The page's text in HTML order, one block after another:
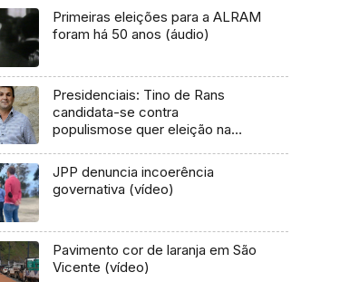
Primeiras eleições para a ALRAM
foram há 50 anos (áudio)
Presidenciais: Tino de Rans
candidata-se contra
populismose quer eleição na
JPP denuncia incoerência
governativa (vídeo)
Pavimento cor de laranja em São
Vicente (vídeo)